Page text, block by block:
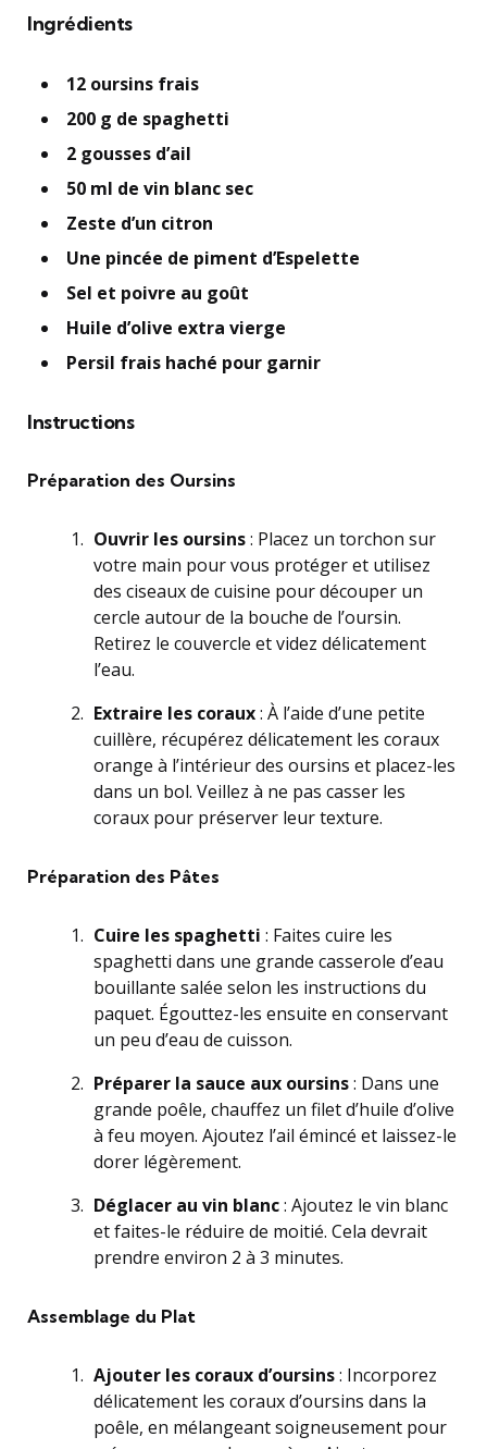
Ingrédients
12 oursins frais
200 g de spaghetti
2 gousses d’ail
50 ml de vin blanc sec
Zeste d’un citron
Une pincée de piment d’Espelette
Sel et poivre au goût
Huile d’olive extra vierge
Persil frais haché pour garnir
Instructions
Préparation des Oursins
Ouvrir les oursins: Placez un torchon sur
votre main pour vous protéger et utilisez
des ciseaux de cuisine pour découper un
cercle autour de la bouche de l’oursin.
Retirez le couvercle et videz délicatement
l’eau.
Extraire les coraux: À l’aide d’une petite
cuillère, récupérez délicatement les coraux
orange à l’intérieur des oursins et placez-les
dans un bol. Veillez à ne pas casser les
coraux pour préserver leur texture.
Préparation des Pâtes
Cuire les spaghetti : Faites cuire les
spaghetti dans une grande casserole d’eau
bouillante salée selon les instructions du
paquet. Égouttez-les ensuite en conservant
un peu d’eau de cuisson.
Préparer la sauce aux oursins: Dans une
grande poêle, chauffez un filet d’huile d’olive
à feu moyen. Ajoutez l’ail émincé et laissez-le
dorer légèrement.
Déglacer au vin blanc: Ajoutez le vin blanc
et faites-le réduire de moitié. Cela devrait
prendre environ 2 à 3 minutes.
Assemblage du Plat
Ajouter les coraux d’oursins: Incorporez
délicatement les coraux d’oursins dans la
poêle, en mélangeant soigneusement pour